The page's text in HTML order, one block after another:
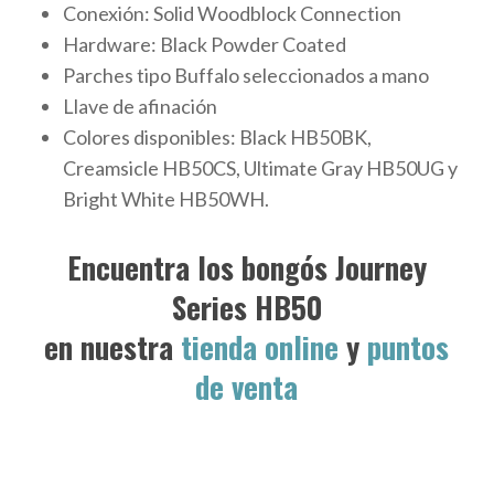
Conexión: Solid Woodblock Connection
Hardware: Black Powder Coated
Parches tipo Buffalo seleccionados a mano
Llave de afinación
Colores disponibles: Black HB50BK,
Creamsicle HB50CS, Ultimate Gray HB50UG y
Bright White HB50WH.
Encuentra los bongós Journey
Series HB50
en nuestra tienda online y puntos
de venta